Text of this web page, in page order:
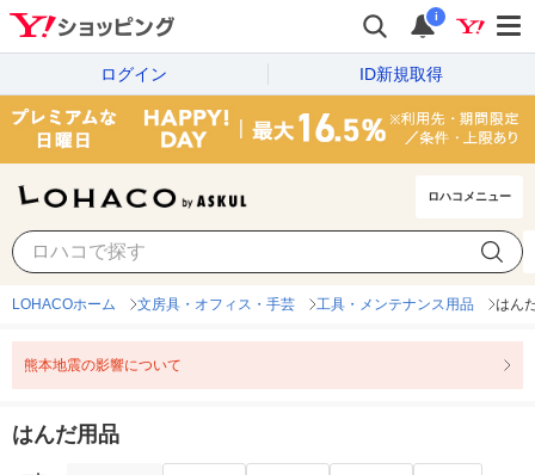
i
ログイン ID新規取得
ロハコメニュー
はんだ用品
LOHACOホーム 文房具・オフィス・手芸 工具・メンテナンス用品 はん
熊本地震の影響について
はんだ用品